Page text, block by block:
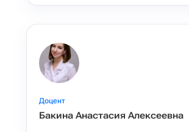
Доцент
Бакина Анастасия Алексеевна